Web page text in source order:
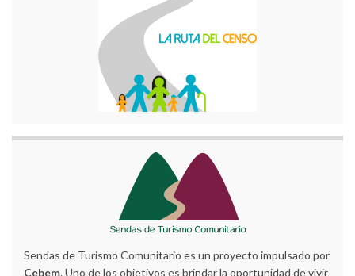
Sendas de Turismo Comunitario es un proyecto impulsado por
Cebem. Uno de los objetivos es brindar la oportunidad de vivir